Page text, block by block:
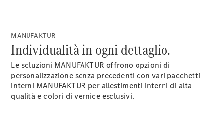
MANUFAKTUR
Individualità in ogni dettaglio.
Le soluzioni MANUFAKTUR offrono opzioni di
personalizzazione senza precedenti con vari pacchetti
interni MANUFAKTUR per allestimenti interni di alta
qualità e colori di verniceesclusivi.